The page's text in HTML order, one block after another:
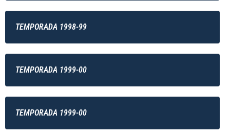
TEMPORADA 1998-99
TEMPORADA 1999-00
TEMPORADA 1999-00